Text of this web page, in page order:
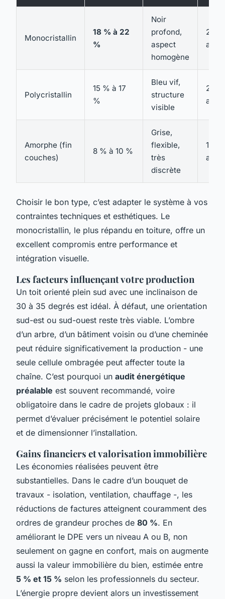
Monocristallin
18 % à 22
%
Noir
profond,
aspect
homogène
25 à
ans
Polycristallin
15 % à 17
%
Bleu vif,
structure
visible
20 à
ans
Amorphe (fin
couches)
8 % à 10 %
Grise,
flexible,
très
discrète
15 à
ans
Choisir le bon type, c’est adapter le système à vos
contraintes techniques et esthétiques. Le
monocristallin, le plus répandu en toiture, offre un
excellent compromis entre performance et
intégration visuelle.
Les facteurs influençant votre production
Un toit orienté plein sud avec une inclinaison de
30 à 35 degrés est idéal. À défaut, une orientation
sud-est ou sud-ouest reste très viable. L’ombre
d’un arbre, d’un bâtiment voisin ou d’une cheminée
peut réduire significativement la production - une
seule cellule ombragée peut affecter toute la
chaîne. C’est pourquoi un audit énergétique
préalable est souvent recommandé, voire
obligatoire dans le cadre de projets globaux : il
permet d’évaluer précisément le potentiel solaire
et de dimensionner l’installation.
Gains financiers et valorisation immobilière
Les économies réalisées peuvent être
substantielles. Dans le cadre d’un bouquet de
travaux - isolation, ventilation, chauffage -, les
réductions de factures atteignent couramment des
ordres de grandeur proches de 80 %. En
améliorant le DPE vers un niveau A ou B, non
seulement on gagne en confort, mais on augmente
aussi la valeur immobilière du bien, estimée entre
5 % et 15 % selon les professionnels du secteur.
L’énergie propre devient alors un investissement